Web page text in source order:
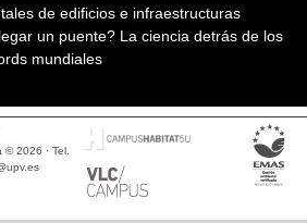
de edificios e infraestructuras
un puente? La ciencia detrás de los
mundiales
© 2026 · Tel.